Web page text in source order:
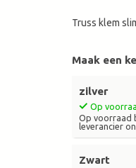
Truss klem
Maak een
zilver
Op
Op voorraad
leverancier
Zwart